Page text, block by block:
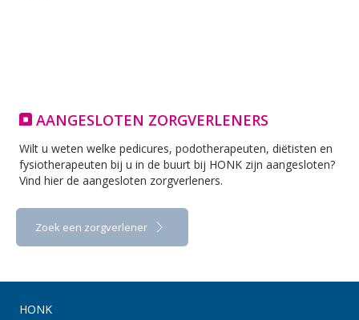
AANGESLOTEN ZORGVERLENERS
Wilt u weten welke pedicures, podotherapeuten, diëtisten en
fysiotherapeuten bij u in de buurt bij HONK zijn aangesloten?
Vind hier de aangesloten zorgverleners.
Zoek een zorgverlener
HONK